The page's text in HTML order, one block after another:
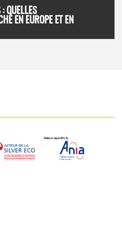
QUELLES
EN EUROPE ET EN